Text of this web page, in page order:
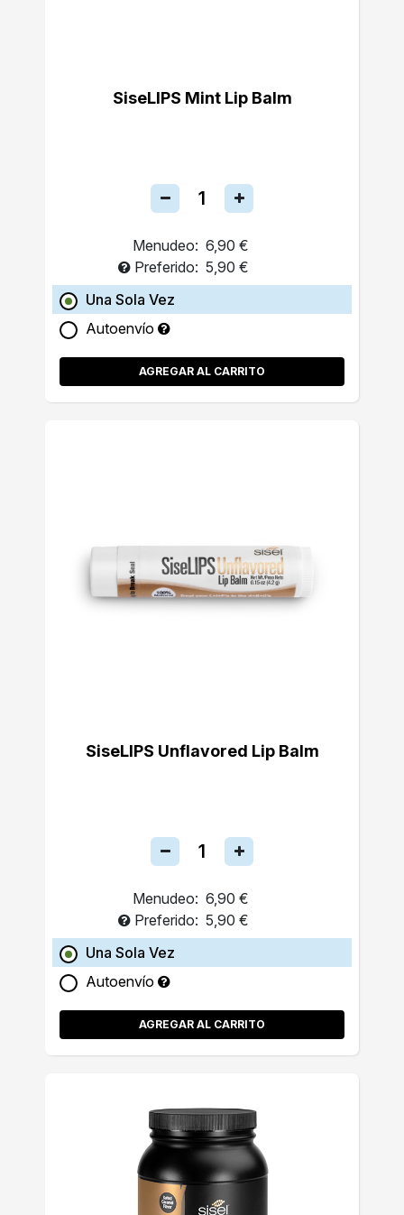
SiseLIPS Mint Lip Balm
Menudeo: 6,90 €
Preferido: 5,90 €
Una Sola Vez
Autoenvío
AGREGAR AL CARRITO
SiseLIPS Unflavored Lip Balm
Menudeo: 6,90 €
Preferido: 5,90 €
Una Sola Vez
Autoenvío
AGREGAR AL CARRITO